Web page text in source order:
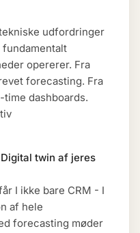
udfordringer
opererer. Fra
forecasting. Fra
dashboards.
twin af jeres
I ikke bare CRM - I
af hele
forecasting møder